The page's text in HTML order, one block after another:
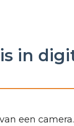
in
een